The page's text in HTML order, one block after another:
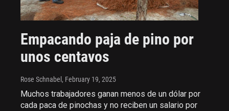
Empacando paja de pino por
unos centavos
Rose Schnabel , February 19, 2025
Muchos trabajadores ganan menos de un dólar por
cada paca de pinochas y no reciben un salario por